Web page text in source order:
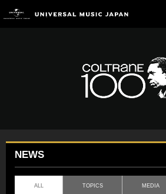
NEWS
ALL TOPICS MEDIA